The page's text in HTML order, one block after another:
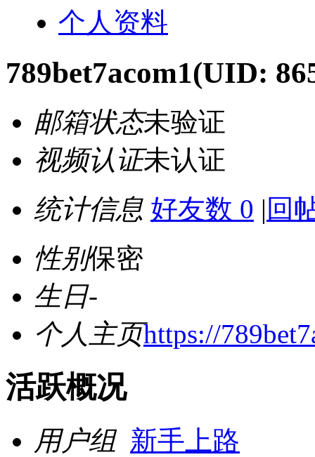
个人资料
789bet7acom1(UID:
邮箱状态未验证
视频认证未认证
统计信息 好友数 0 | 回
性别保密
生日-
个人主页https://
活跃概况
用户组 新手上路